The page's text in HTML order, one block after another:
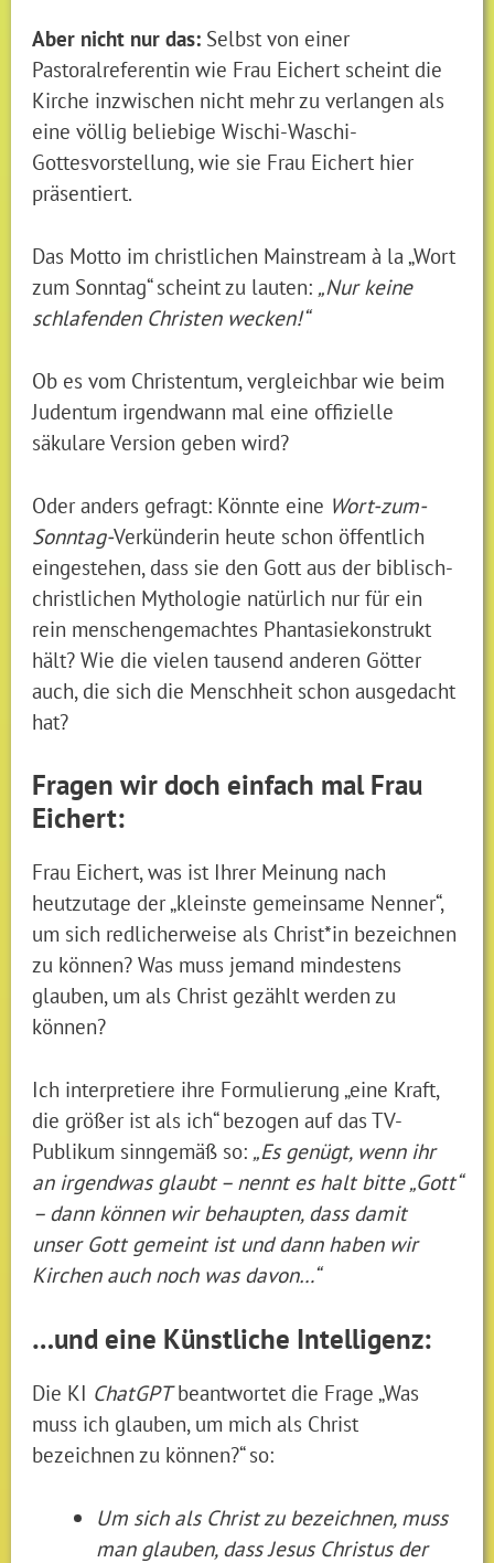
Aber nicht nur das: Selbst von einer
Pastoralreferentin wie Frau Eichert scheint die
Kirche inzwischen nicht mehr zu verlangen als
eine völlig beliebige Wischi-Waschi-
Gottesvorstellung, wie sie Frau Eichert hier
präsentiert.
Das Motto im christlichen Mainstream à la „Wort
zum Sonntag“ scheint zu lauten: „Nur keine
schlafenden Christen wecken!“
Ob es vom Christentum, vergleichbar wie beim
Judentum irgendwann mal eine offizielle
säkulare Version geben wird?
Oder anders gefragt: Könnte eine Wort-zum-
Sonntag-Verkünderin heute schon öffentlich
eingestehen, dass sie den Gott aus der biblisch-
christlichen Mythologie natürlich nur für ein
rein menschengemachtes Phantasiekonstrukt
hält? Wie die vielen tausend anderen Götter
auch, die sich die Menschheit schon ausgedacht
hat?
Fragen wir doch einfach mal Frau
Eichert:
Frau Eichert, was ist Ihrer Meinung nach
heutzutage der „kleinste gemeinsame Nenner“,
um sich redlicherweise als Christ*in bezeichnen
zu können? Was muss jemand mindestens
glauben, um als Christ gezählt werden zu
können?
Ich interpretiere ihre Formulierung „eine Kraft,
die größer ist als ich“ bezogen auf das TV-
Publikum sinngemäß so: „Es genügt, wenn ihr
an irgendwas glaubt – nennt es halt bitte „Gott“
– dann können wir behaupten, dass damit
unser Gott gemeint ist und dann haben wir
Kirchen auch noch was davon…“
…und eine Künstliche Intelligenz:
Die KI ChatGPTbeantwortet die Frage „Was
muss ich glauben, um mich als Christ
bezeichnen zu können?“ so:
Um sich als Christ zu bezeichnen, muss
man glauben, dass Jesus Christus der